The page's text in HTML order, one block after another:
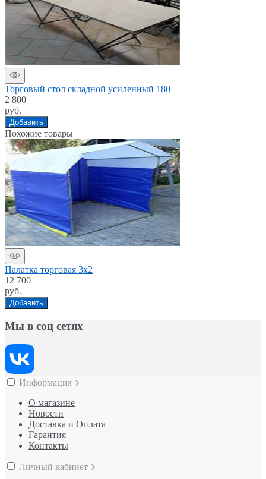
Торговый стол складной усиленный 180
2 800
руб.
Добавить
Похожие товары
Палатка торговая 3х2
12 700
руб.
Добавить
Мы в соц сетях
Информация
О магазине
Новости
Доставка и Оплата
Гарантия
Контакты
Личный кабинет